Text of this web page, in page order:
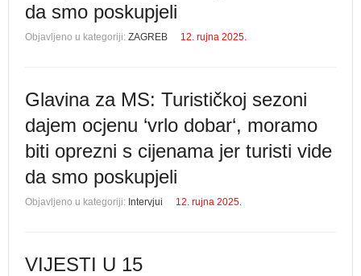
da smo poskupjeli
Objavljeno u kategoriji: ZAGREB 12. rujna 2025.
Glavina za MS: Turističkoj sezoni
dajem ocjenu ‘vrlo dobar‘, moramo
biti oprezni s cijenama jer turisti vide
da smo poskupjeli
Objavljeno u kategoriji: Intervjui 12. rujna 2025.
VIJESTI U 15